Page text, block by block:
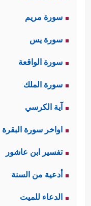
سورة مريم
سورة يس
سورة الواقعة
سورة الملك
آية الكرسي
اواخر سورة البقرة
تفسير ابن عاشور
أدعية من السنة
الدعاء للميت